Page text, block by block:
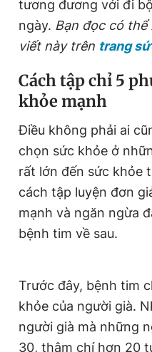
tương đương với đi
ngày. Bạn đọc có thể
viết này trên trang
Cách tập chỉ 5
khỏe mạnh
Điều không phải ai
chọn sức khỏe ở
rất lớn đến sức khỏe
cách tập luyện đơn
mạnh và ngăn ngừa
bệnh tim về sau.
Trước đây, bệnh tim
khỏe của người già.
người già mà những
30, thậm chí hơn 20